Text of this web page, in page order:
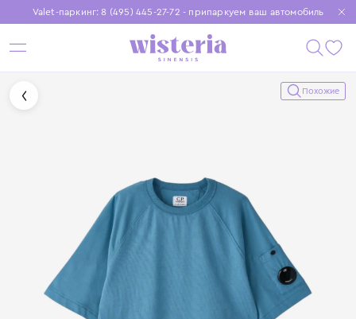
Valet-паркинг: 8 (495) 445-27-72 - припаркуем ваш автомобиль
Бесплатная доставка при заказе от 15 000 ₽
Установите приложение, чтобы покупки были еще удобнее
Похожие